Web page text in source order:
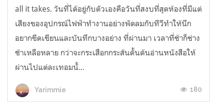
all it takes. วันที่ได้อยู่กับตัวเองคือวันที่สงบที่สุดห้องที่มีแต่
เสียงของอุปกรณ์ไฟฟ้าทำงานอย่างพัดลมกับทีวีทำให้นึก
อยากขีดเขียนและบันทึกบางอย่าง ที่ผ่านมา เวลาที่ช้าก็ช่าง
ช้าเหลือหลาย กว่าจะกระเสือกกระส้นดั้นด้นอ่านหนังสือให้
ผ่านไปแต่ละเทอมนั้...
Yarimmie 180